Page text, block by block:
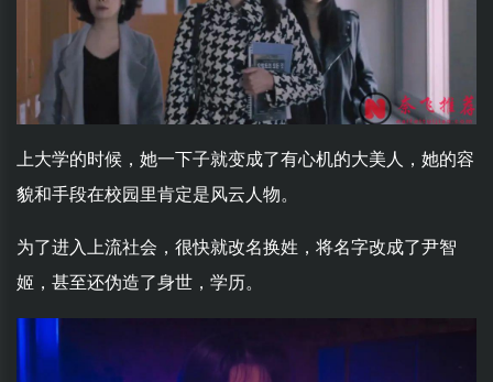
上大学的时候，她一下子就变成了有心机的大美人，她的容
貌和手段在校园里肯定是风云人物。
为了进入上流社会，很快就改名换姓，将名字改成了尹智
姬，甚至还伪造了身世，学历。